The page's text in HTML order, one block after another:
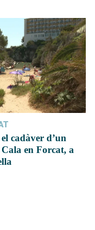
cadàver d’un
en Forcat, a